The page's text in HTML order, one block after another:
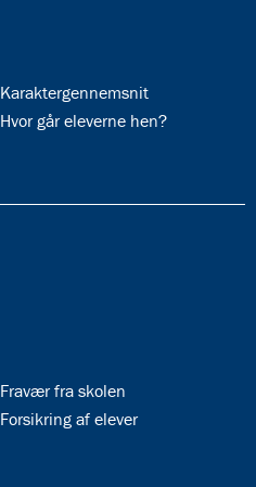
33.12:
Karaktergennemsnit
33.14:
Hvor går eleverne hen?
34.8:
Fravær fra skolen
34.10:
Forsikring af elever